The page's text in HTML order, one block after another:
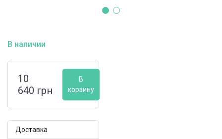
В наличии
10
640 грн
В
корзину
Доставка